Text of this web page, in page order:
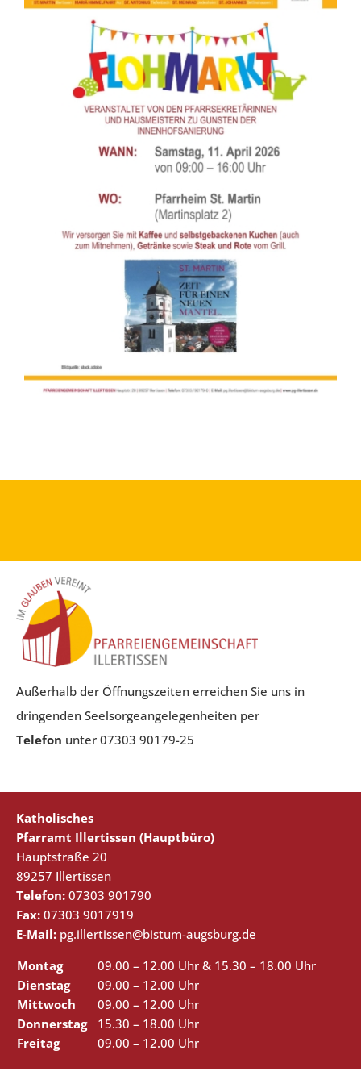
KIRCHENMUSIK
Außerhalb der Öffnungszeiten erreichen Sie uns in
dringenden Seelsorgeangelegenheiten per
Telefon unter 07303 90179-25
Katholisches
Pfarramt Illertissen (Hauptbüro)
Hauptstraße 20
89257 Illertissen
Telefon:07303 901790
Fax:07303 9017919
E-Mail: pg.illertissen@bistum-augsburg.de
Montag
09.00 – 12.00 Uhr & 15.30 – 18.00 Uhr
Dienstag
09.00 – 12.00 Uhr
Mittwoch
09.00 – 12.00 Uhr
Donnerstag
15.30 – 18.00 Uhr
Freitag
09.00 – 12.00 Uhr